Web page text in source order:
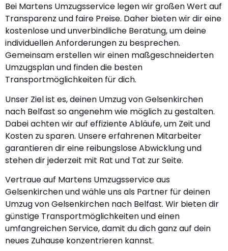
Bei Martens Umzugsservice legen wir großen Wert auf
Transparenz und faire Preise. Daher bieten wir dir eine
kostenlose und unverbindliche Beratung, um deine
individuellen Anforderungen zu besprechen.
Gemeinsam erstellen wir einen maßgeschneiderten
Umzugsplan und finden die besten
Transportmöglichkeiten für dich.
Unser Ziel ist es, deinen Umzug von Gelsenkirchen
nach Belfast so angenehm wie möglich zu gestalten.
Dabei achten wir auf effiziente Abläufe, um Zeit und
Kosten zu sparen. Unsere erfahrenen Mitarbeiter
garantieren dir eine reibungslose Abwicklung und
stehen dir jederzeit mit Rat und Tat zur Seite.
Vertraue auf Martens Umzugsservice aus
Gelsenkirchen und wähle uns als Partner für deinen
Umzug von Gelsenkirchen nach Belfast. Wir bieten dir
günstige Transportmöglichkeiten und einen
umfangreichen Service, damit du dich ganz auf dein
neues Zuhause konzentrieren kannst.